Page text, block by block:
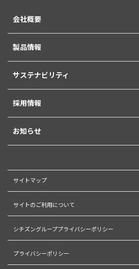
会社概要
製品情報
サステナビリティ
採用情報
お知らせ
サイトマップ
サイトのご利用について
シチズングループプライバシーポリシー
プライバシーポリシー